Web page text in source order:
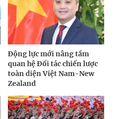
Động lực mới nâng tầm
quan hệ Đối tác chiến lược
toàn diện Việt Nam-New
Zealand